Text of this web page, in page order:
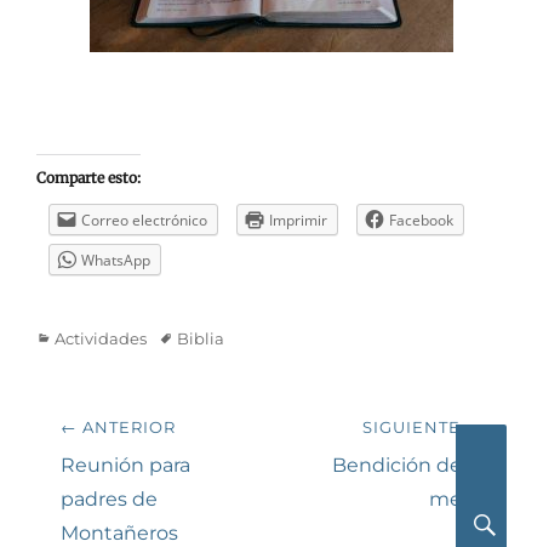
Comparte esto:
Correo electrónico Imprimir
Facebook
WhatsApp
Categorías
Actividades Etiquetas
Biblia
Navegación
de
entradas
← ANTERIOR
Entrada
anterior:
Reunión para
padres de
Montañeros
SIGUIENTE →
Siguiente
Bendición de la
mesa